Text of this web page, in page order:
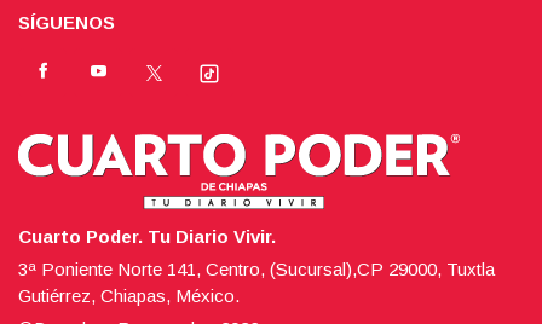
SÍGUENOS
Cuarto Poder. Tu Diario Vivir.
3ª Poniente Norte 141, Centro, (Sucursal),CP 29000, Tuxtla
Gutiérrez, Chiapas, México.